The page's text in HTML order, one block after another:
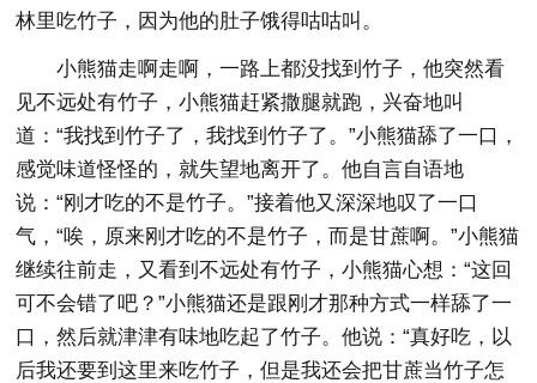
林里吃竹子，因为他的肚子饿得咕咕叫。
小熊猫走啊走啊，一路上都没找到竹子，他突然看
见不远处有竹子，小熊猫赶紧撒腿就跑，兴奋地叫
道：“我找到竹子了，我找到竹子了。”小熊猫舔了一口，
感觉味道怪怪的，就失望地离开了。他自言自语地
说：“刚才吃的不是竹子。”接着他又深深地叹了一口
气，“唉，原来刚才吃的不是竹子，而是甘蔗啊。”小熊猫
继续往前走，又看到不远处有竹子，小熊猫心想：“这回
可不会错了吧？”小熊猫还是跟刚才那种方式一样舔了一
口，然后就津津有味地吃起了竹子。他说：“真好吃，以
后我还要到这里来吃竹子，但是我还会把甘蔗当竹子怎